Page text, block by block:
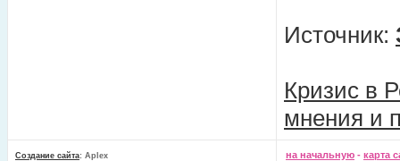
Источник:
Кризис в
мнения и
Создание сайта: Aplex на начальную - карта